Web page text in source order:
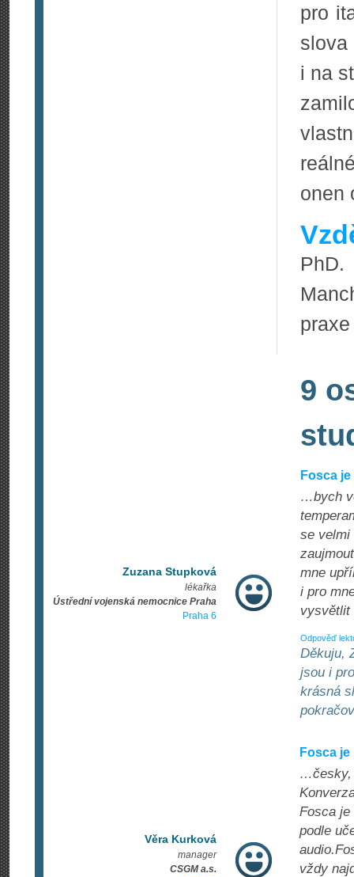
pro
slova
i na
onen
9
Zuzana Stupková
lékařka
Ústřední vojenská nemocnice Praha
Praha 6
Fosca
…bych
se velmi
mne
i pro
vysvětlit
Odpověď
Děkuju,
jsou i
krásná
Věra Kurková
manager
CSGM a.s.
Fosca
…česky,
Fosca je
podle
vždy